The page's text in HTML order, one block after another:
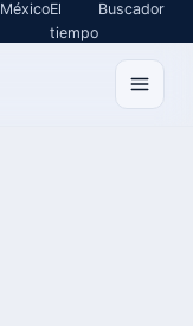
MéxicoEl
tiempo
Buscador